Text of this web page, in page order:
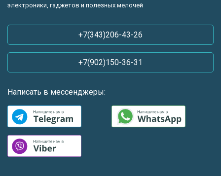
электроники, гаджетов и полезных мелочей
+7(343)206-43-26
+7(902)150-36-31
Написать в мессенджеры: